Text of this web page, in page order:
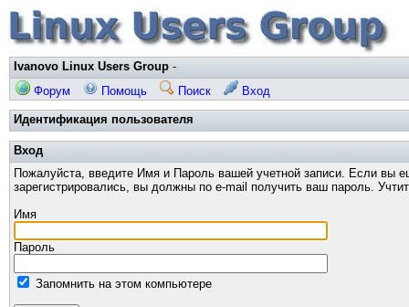
Ivanovo Linux Users Group -
Форум
Помощь Поиск Вход
Идентификация пользователя
Вход
Пожалуйста, введите Имя и Пароль вашей учетной записи. Если вы
зарегистрировались, вы должны по e-mail получить ваш пароль.
Имя
Пароль
Запомнить на этом компьютере